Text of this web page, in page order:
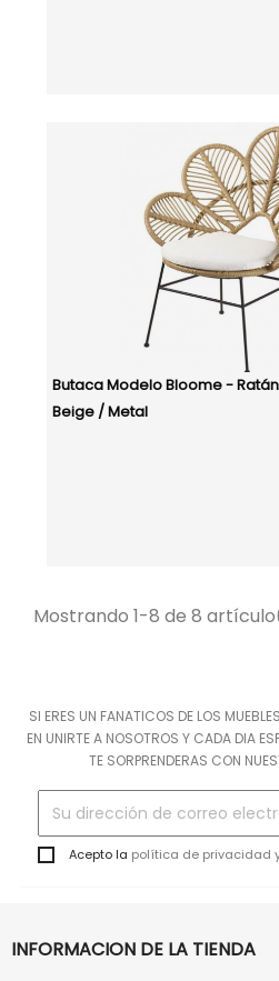
Butaca Modelo Bloome - Ratán
Beige / Metal
Mostrando 1-8 de 8
SI ERES UN FANATICOS DE LOS
EN UNIRTE A NOSOTROS Y CADA DIA
TE SORPRENDERAS CON
Acepto la política de privacidad
INFORMACION DE LA TIENDA